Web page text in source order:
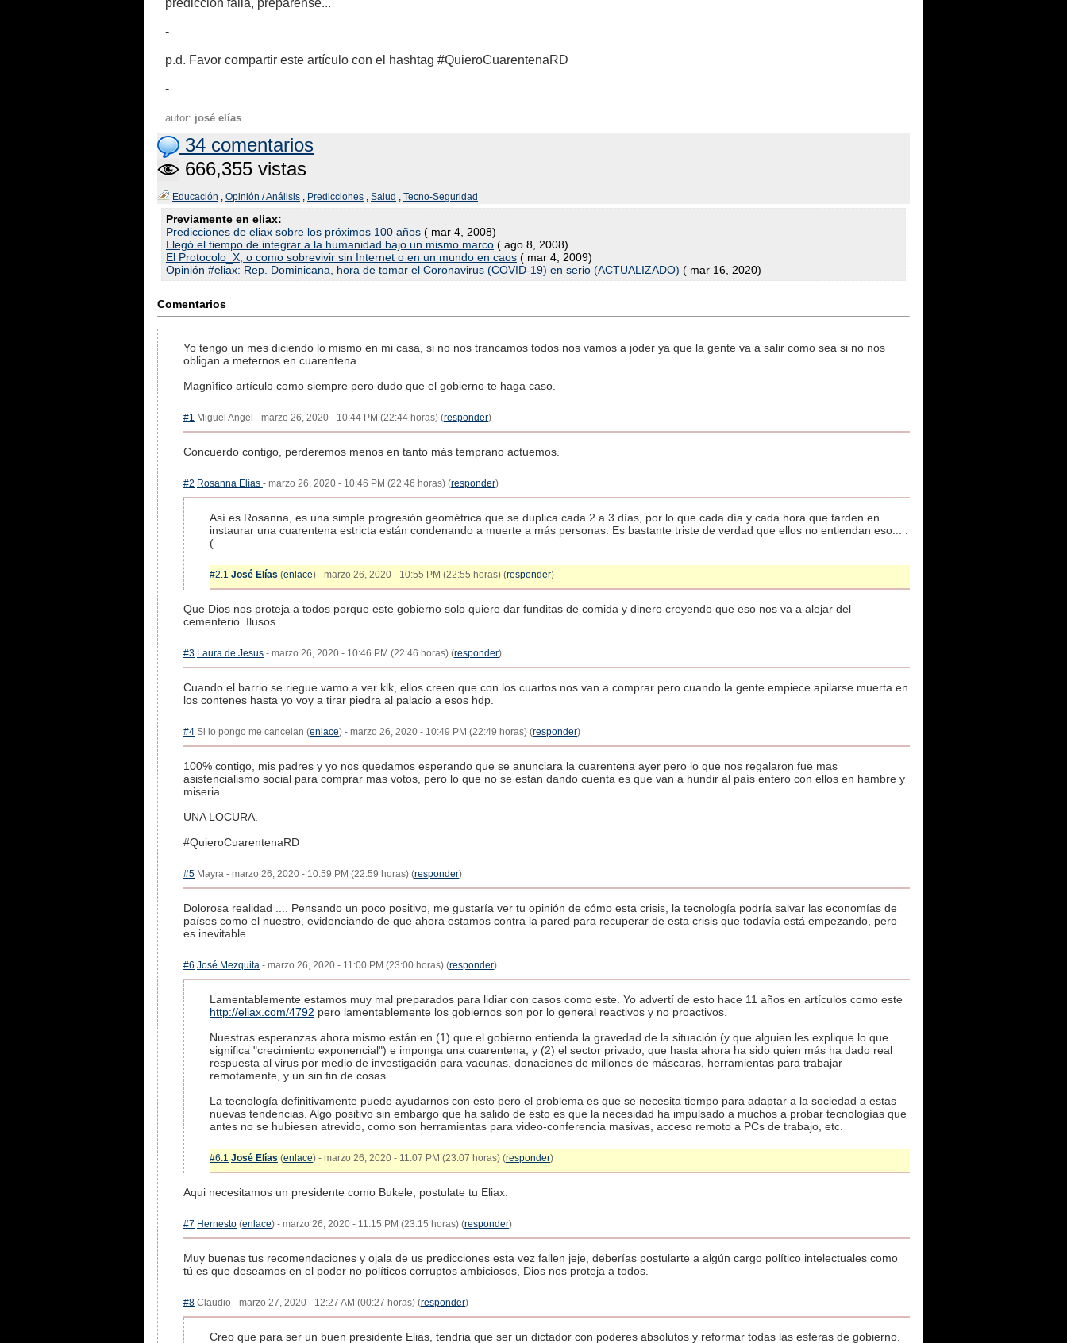
predicción falla, prepárense...
-
p.d. Favor compartir este artículo con el hashtag #QuieroCuarentenaRD
-
autor: josé elías
34 comentarios
666,355 vistas
Educación , Opinión / Análisis , Predicciones , Salud , Tecno-Seguridad
Previamente en eliax:
Predicciones de eliax sobre los próximos 100 años ( mar 4, 2008)
Llegó el tiempo de integrar a la humanidad bajo un mismo marco ( ago 8, 2008)
El Protocolo_X, o como sobrevivir sin Internet o en un mundo en caos ( mar 4, 2009)
Opinión #eliax: Rep. Dominicana, hora de tomar el Coronavirus (COVID-19) en serio (ACTUALIZADO) ( mar 16, 2020)
Comentarios
Yo tengo un mes diciendo lo mismo en mi casa, si no nos trancamos todos nos vamos a joder ya que la gente va a salir como sea si no nos
obligan a meternos en cuarentena.
Magnìfico artículo como siempre pero dudo que el gobierno te haga caso.
#1 Miguel Angel - marzo 26, 2020 - 10:44 PM (22:44 horas) (responder)
Concuerdo contigo, perderemos menos en tanto más temprano actuemos.
#2 Rosanna Elías - marzo 26, 2020 - 10:46 PM (22:46 horas) (responder)
Así es Rosanna, es una simple progresión geométrica que se duplica cada 2 a 3 días, por lo que cada día y cada hora que tarden en
instaurar una cuarentena estricta están condenando a muerte a más personas. Es bastante triste de verdad que ellos no entiendan eso... :
(
#2.1 José Elías (enlace) - marzo 26, 2020 - 10:55 PM (22:55 horas) (responder)
Que Dios nos proteja a todos porque este gobierno solo quiere dar funditas de comida y dinero creyendo que eso nos va a alejar del
cementerio. Ilusos.
#3 Laura de Jesus - marzo 26, 2020 - 10:46 PM (22:46 horas) (responder)
Cuando el barrio se riegue vamo a ver klk, ellos creen que con los cuartos nos van a comprar pero cuando la gente empiece apilarse muerta en
los contenes hasta yo voy a tirar piedra al palacio a esos hdp.
#4 Si lo pongo me cancelan (enlace) - marzo 26, 2020 - 10:49 PM (22:49 horas) (responder)
100% contigo, mis padres y yo nos quedamos esperando que se anunciara la cuarentena ayer pero lo que nos regalaron fue mas
asistencialismo social para comprar mas votos, pero lo que no se están dando cuenta es que van a hundir al país entero con ellos en hambre y
miseria.
UNA LOCURA.
#QuieroCuarentenaRD
#5 Mayra - marzo 26, 2020 - 10:59 PM (22:59 horas) (responder)
Dolorosa realidad .... Pensando un poco positivo, me gustaría ver tu opinión de cómo esta crisis, la tecnología podría salvar las economías de
países como el nuestro, evidenciando de que ahora estamos contra la pared para recuperar de esta crisis que todavía está empezando, pero
es inevitable
#6 José Mezquita - marzo 26, 2020 - 11:00 PM (23:00 horas) (responder)
Lamentablemente estamos muy mal preparados para lidiar con casos como este. Yo advertí de esto hace 11 años en artículos como este
http://eliax.com/4792 pero lamentablemente los gobiernos son por lo general reactivos y no proactivos.
Nuestras esperanzas ahora mismo están en (1) que el gobierno entienda la gravedad de la situación (y que alguien les explique lo que
significa "crecimiento exponencial") e imponga una cuarentena, y (2) el sector privado, que hasta ahora ha sido quien más ha dado real
respuesta al virus por medio de investigación para vacunas, donaciones de millones de máscaras, herramientas para trabajar
remotamente, y un sin fin de cosas.
La tecnología definitivamente puede ayudarnos con esto pero el problema es que se necesita tiempo para adaptar a la sociedad a estas
nuevas tendencias. Algo positivo sin embargo que ha salido de esto es que la necesidad ha impulsado a muchos a probar tecnologías que
antes no se hubiesen atrevido, como son herramientas para video-conferencia masivas, acceso remoto a PCs de trabajo, etc.
#6.1 José Elías (enlace) - marzo 26, 2020 - 11:07 PM (23:07 horas) (responder)
Aqui necesitamos un presidente como Bukele, postulate tu Eliax.
#7 Hernesto (enlace) - marzo 26, 2020 - 11:15 PM (23:15 horas) (responder)
Muy buenas tus recomendaciones y ojala de us predicciones esta vez fallen jeje, deberías postularte a algún cargo político intelectuales como
tú es que deseamos en el poder no políticos corruptos ambiciosos, Dios nos proteja a todos.
#8 Claudio - marzo 27, 2020 - 12:27 AM (00:27 horas) (responder)
Creo que para ser un buen presidente Elias, tendria que ser un dictador con poderes absolutos y reformar todas las esferas de gobierno.